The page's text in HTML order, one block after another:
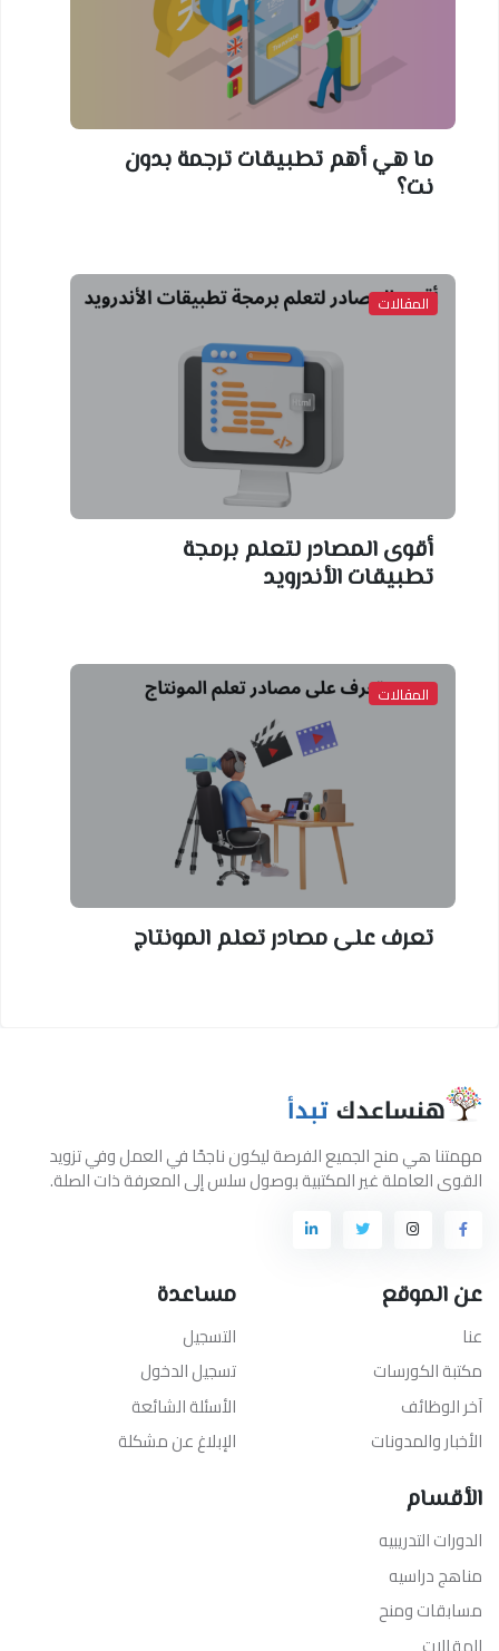
ما هي أهم تطبيقات ترجمة بدون
نت؟
المقالات
أقوى المصادر لتعلم برمجة
تطبيقات الأندرويد
المقالات
تعرف على مصادر تعلم المونتاج
مهمتنا هي منح الجميع الفرصة ليكون ناجحًا في العمل وفي تزويد
القوى العاملة غير المكتبية بوصول سلس إلى المعرفة ذات الصلة.
عن الموقع
عنا
مكتبة الكورسات
آخر الوظائف
الأخبار والمدونات
مساعدة
التسجيل
تسجيل الدخول
الأسئلة الشائعة
الإبلاغ عن مشكلة
الأقسام
الدورات التدريبيه
مناهج دراسيه
مسابقات ومنح